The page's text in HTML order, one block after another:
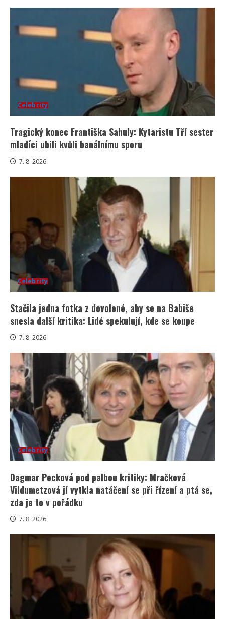
Celebrity
Tragický konec Františka Sahuly: Kytaristu Tří sester
mladíci ubili kvůli banálnímu sporu
7. 8. 2026
Celebrity
Stačila jedna fotka z dovolené, aby se na Babiše
snesla další kritika: Lidé spekulují, kde se koupe
7. 8. 2026
Celebrity
Dagmar Pecková pod palbou kritiky: Mračková
Vildumetzová jí vytkla natáčení se při řízení a ptá se,
zda je to v pořádku
7. 8. 2026